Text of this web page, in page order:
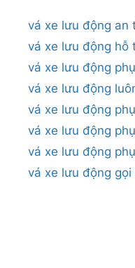
vá xe lưu động an
vá xe lưu động hỗ
vá xe lưu động
vá xe lưu động
vá xe lưu động
vá xe lưu động
vá xe lưu động
vá xe lưu động gọi